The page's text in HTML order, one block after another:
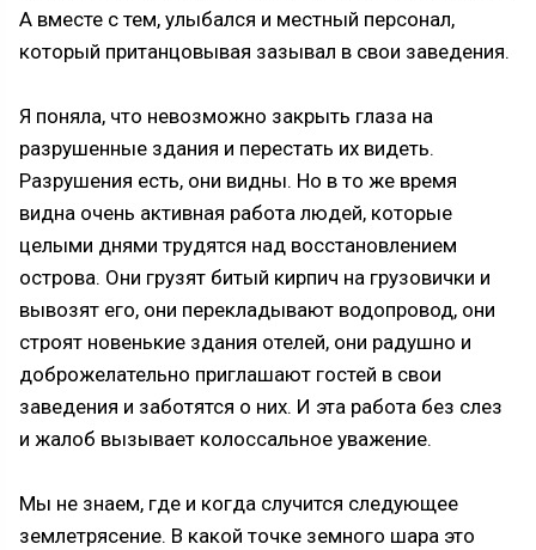
А вместе с тем, улыбался и местный персонал,
который пританцовывая зазывал в свои заведения.
Я поняла, что невозможно закрыть глаза на
разрушенные здания и перестать их видеть.
Разрушения есть, они видны. Но в то же время
видна очень активная работа людей, которые
целыми днями трудятся над восстановлением
острова. Они грузят битый кирпич на грузовички и
вывозят его, они перекладывают водопровод, они
строят новенькие здания отелей, они радушно и
доброжелательно приглашают гостей в свои
заведения и заботятся о них. И эта работа без слез
и жалоб вызывает колоссальное уважение.
Мы не знаем, где и когда случится следующее
землетрясение. В какой точке земного шара это